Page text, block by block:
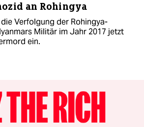
an Rohingya
Verfolgung der Rohingya-
Militär im Jahr 2017 jetzt
ein.